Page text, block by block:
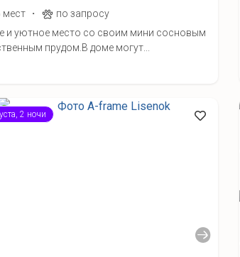
мест
·
по запросу
и уютное место со своим мини сосновым
прудом.В доме могут...
2 ночи